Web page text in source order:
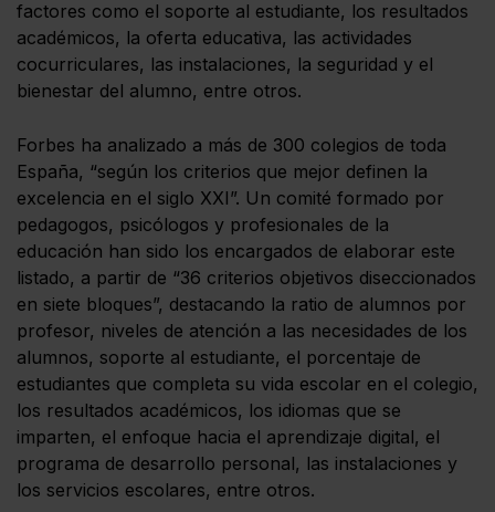
factores como el soporte al estudiante, los resultados
académicos, la oferta educativa, las actividades
cocurriculares, las instalaciones, la seguridad y el
bienestar del alumno, entre otros.
Forbes ha analizado a más de 300 colegios de toda
España, “según los criterios que mejor definen la
excelencia en el siglo XXI”. Un comité formado por
pedagogos, psicólogos y profesionales de la
educación han sido los encargados de elaborar este
listado, a partir de “36 criterios objetivos diseccionados
en siete bloques”, destacando la ratio de alumnos por
profesor, niveles de atención a las necesidades de los
alumnos, soporte al estudiante, el porcentaje de
estudiantes que completa su vida escolar en el colegio,
los resultados académicos, los idiomas que se
imparten, el enfoque hacia el aprendizaje digital, el
programa de desarrollo personal, las instalaciones y
los servicios escolares, entre otros.